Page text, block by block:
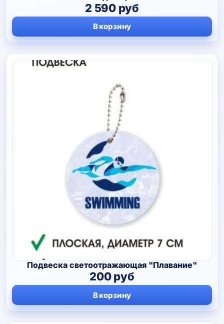
2 590 руб
В корзину
Подвеска светоотражающая "Плавание"
200руб
В корзину